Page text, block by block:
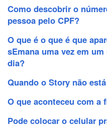
Como descobrir o
pessoa pelo CPF?
O que é o que é que
sEmana uma vez em
dia?
Quando o Story não
O que aconteceu com a
Pode colocar o celular